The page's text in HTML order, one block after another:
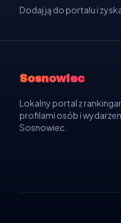
Dodaj ją do portalu i
Sosnowiec
Lokalny portal z
profilami osób i
Sosnowiec.